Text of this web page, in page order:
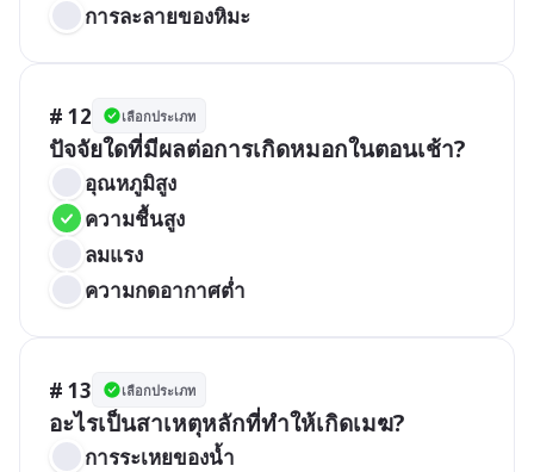
การละลายของหิมะ
# 12 เลือกประเภท
ปัจจัยใดที่มีผลต่อการเกิดหมอกในตอนเช้า?
อุณหภูมิสูง
ความชื้นสูง
ลมแรง
ความกดอากาศต่ำ
# 13 เลือกประเภท
อะไรเป็นสาเหตุหลักที่ทำให้เกิดเมฆ?
การระเหยของน้ำ